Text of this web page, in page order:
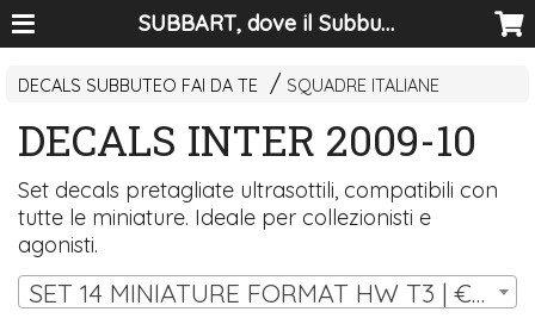
SUBBART, dove il Subbuteo diventa arte
DECALS SUBBUTEO FAI DA TE SQUADRE ITALIANE
DECALS INTER 2009-10
Set decals pretagliate ultrasottili, compatibili con
tutte le miniature. Ideale per collezionisti e
agonisti.
SET 14 MINIATURE FORMAT HW T3 | € 11,00